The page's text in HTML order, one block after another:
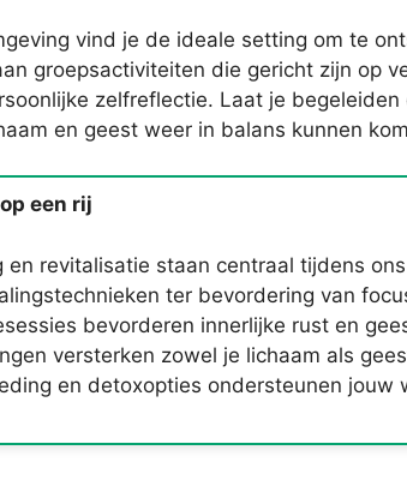
vind je de ideale setting om te
groepsactiviteiten die gericht zijn op
zelfreflectie. Laat je begeleiden
en geest weer in balans kunnen
een rij
en revitalisatie staan centraal tijdens
ter bevordering van
bevorderen innerlijke rust en
versterken zowel je lichaam als
en detoxopties ondersteunen jouw